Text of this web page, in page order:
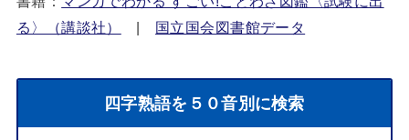
る〉（講談社）
| 国立国会図書館データ
四字熟語を５０音別に検索